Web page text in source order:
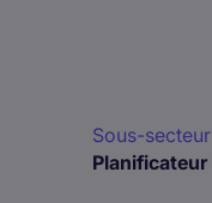
Sous-secteur
Planificateur